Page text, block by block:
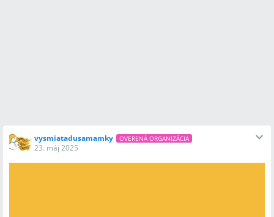
vysmiatadusamamky OVERENÁ ORGANIZÁCIA
23. máj 2025